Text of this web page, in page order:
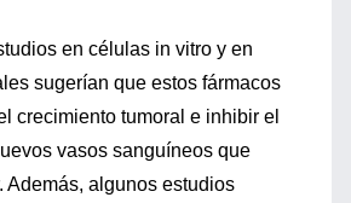
en células in vitro y en
sugerían que estos fármacos
crecimiento tumoral e inhibir el
vasos sanguíneos que
Además, algunos estudios